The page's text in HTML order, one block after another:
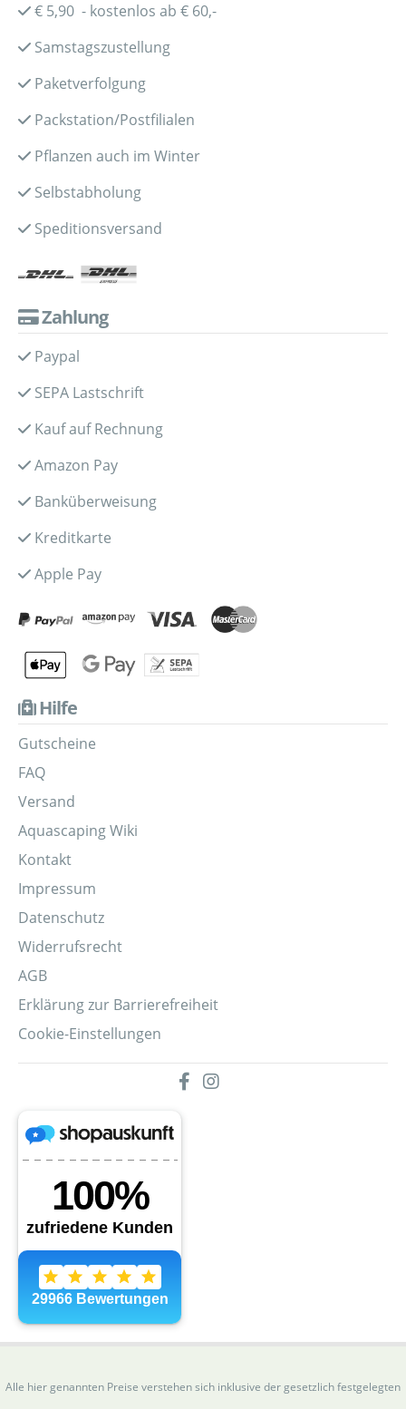
€ 5,90 - kostenlos ab € 60,-
Samstagszustellung
Paketverfolgung
Packstation/Postfilialen
Pflanzen auch im Winter
Selbstabholung
Speditionsversand
Zahlung
Paypal
SEPA Lastschrift
Kauf auf Rechnung
Amazon Pay
Banküberweisung
Kreditkarte
Apple Pay
Hilfe
Gutscheine
FAQ
Versand
Aquascaping Wiki
Kontakt
Impressum
Datenschutz
Widerrufsrecht
AGB
Erklärung zur Barrierefreiheit
Cookie-Einstellungen
Alle hier genannten Preise verstehen sich inklusive der gesetzlich festgelegten